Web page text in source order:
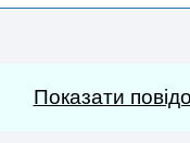
Показати